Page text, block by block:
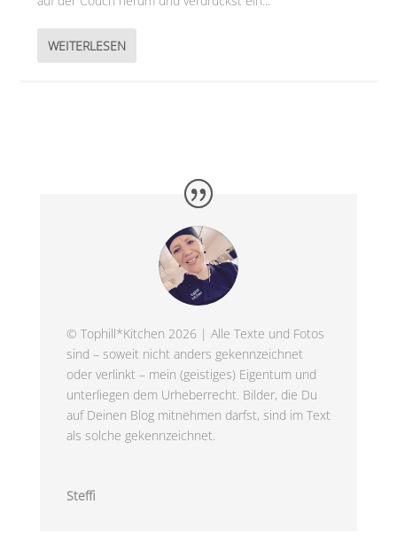
WEITERLESEN
© Tophill*Kitchen 2026 | Alle Texte und Fotos
sind – soweit nicht anders gekennzeichnet
oder verlinkt – mein (geistiges) Eigentum und
unterliegen dem Urheberrecht. Bilder, die Du
auf Deinen Blog mitnehmen darfst, sind im Text
als solche gekennzeichnet.
Steffi